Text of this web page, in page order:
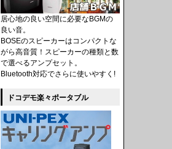
居心地の良い空間に必要なBGMの
良い音。
BOSEのスピーカーはコンパクトな
がら高音質！スピーカーの種類と数
で選べるアンプセット。
Bluetooth対応でさらに使いやすく!
ドコデモ楽々ポータブル